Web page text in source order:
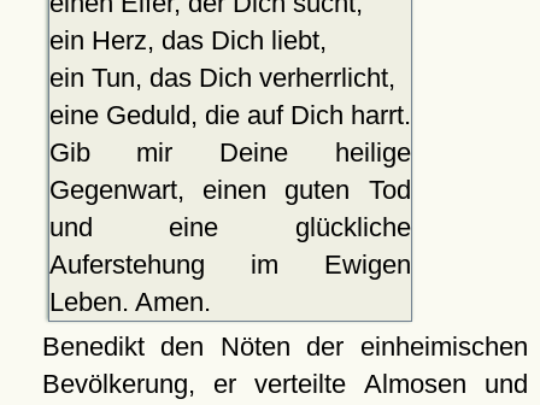
ein Herz, das Dich liebt,
ein Tun, das Dich verherrlicht,
eine Geduld, die auf Dich harrt.
Gib mir Deine heilige
Gegenwart, einen guten Tod
und eine glückliche
Auferstehung im Ewigen
Leben. Amen.
Benedikt den Nöten der einheimischen
Bevölkerung, er verteilte Almosen und